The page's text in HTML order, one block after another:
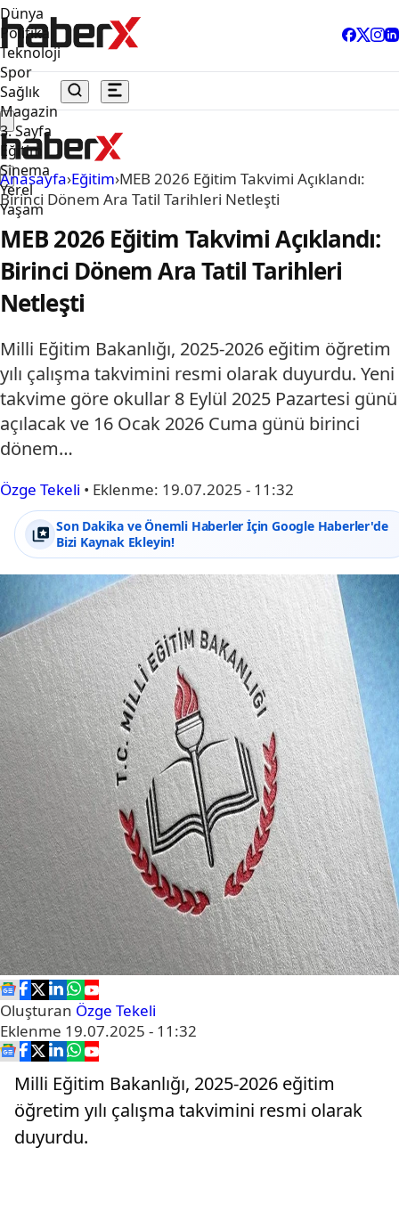
Dünya
Politika
Teknoloji
Spor
Sağlık
Magazin
3. Sayfa
Eğitim
Sinema
Yerel
Yaşam
Anasayfa›Eğitim›MEB 2026 Eğitim Takvimi Açıklandı:
Birinci Dönem Ara Tatil Tarihleri Netleşti
MEB 2026 Eğitim Takvimi Açıklandı:
Birinci Dönem Ara Tatil Tarihleri
Netleşti
Milli Eğitim Bakanlığı, 2025-2026 eğitim öğretim
yılı çalışma takvimini resmi olarak duyurdu. Yeni
takvime göre okullar 8 Eylül 2025 Pazartesi günü
açılacak ve 16 Ocak 2026 Cuma günü birinci
dönem…
Özge Tekeli • Eklenme: 19.07.2025 - 11:32
Son Dakika ve Önemli Haberler İçin Google Haberler'de
Bizi Kaynak Ekleyin!
Oluşturan Özge Tekeli
Eklenme 19.07.2025 - 11:32
Milli Eğitim Bakanlığı, 2025-2026 eğitim
öğretim yılı çalışma takvimini resmi olarak
duyurdu.